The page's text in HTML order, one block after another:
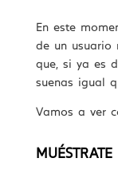
En este
de un usuario
que, si ya es
suenas igual
Vamos a ver